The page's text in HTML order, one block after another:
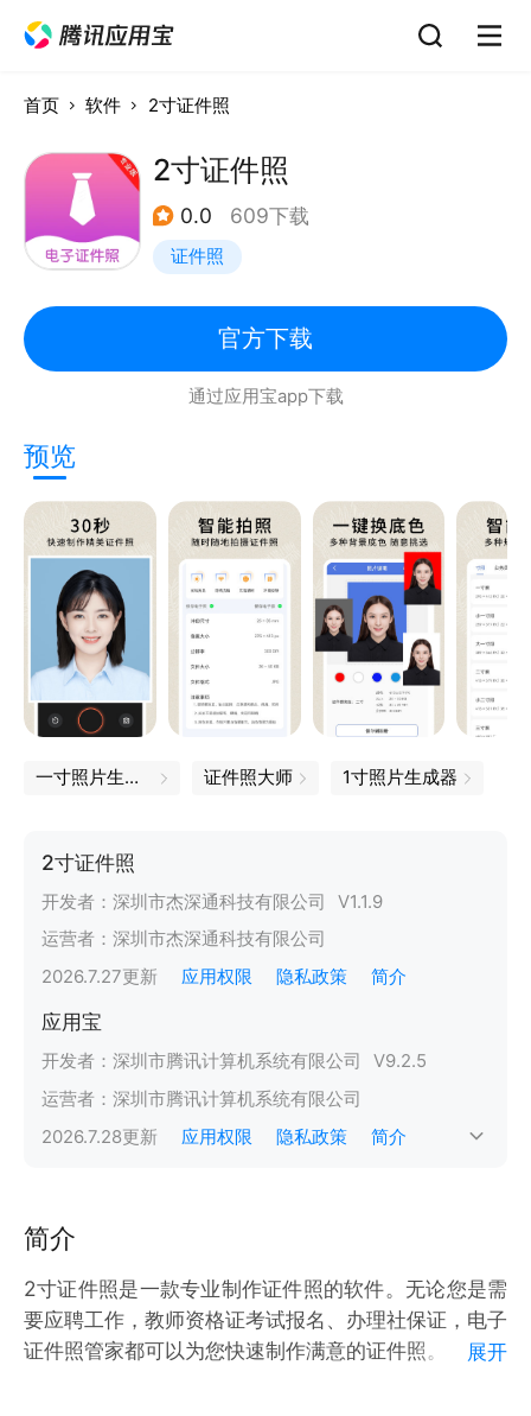
首页 软件 2寸证件照
2寸证件照
0.0 609下载
证件照
官方下载
通过应用宝app下载
预览
一寸照片生成器 证件照大师 1寸照片生成器
2寸证件照
开发者： 深圳市杰深通科技有限公司 V1.1.9
运营者： 深圳市杰深通科技有限公司
2026.7.27更新 应用权限 隐私政策 简介
应用宝
开发者： 深圳市腾讯计算机系统有限公司 V9.2.5
运营者： 深圳市腾讯计算机系统有限公司
2026.7.28更新 应用权限 隐私政策 简介
简介
2寸证件照是一款专业制作证件照的软件。无论您是需
要应聘工作，教师资格证考试报名、办理社保证，电子
证件照管家都可以为您快速制作满意的证件照。
展开